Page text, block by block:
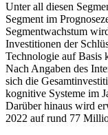
Unter all diesen
Segment im
Segmentwachstum
Investitionen der
Technologie auf Basis
Nach Angaben des
sich die
kognitive Systeme im
Darüber hinaus wird
2022 auf rund 77